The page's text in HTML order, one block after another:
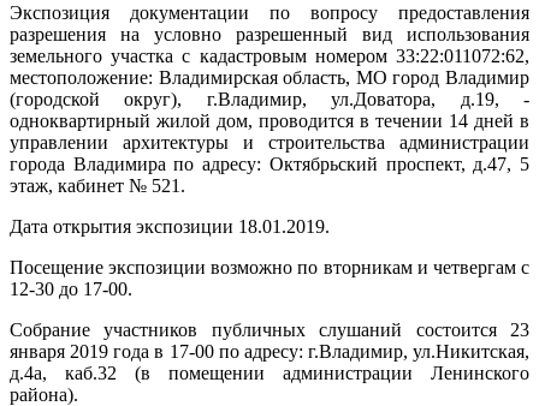
Экспозиция документации по вопросу предоставления
разрешения на условно разрешенный вид использования
земельного участка с кадастровым номером 33:22:011072:62,
местоположение: Владимирская область, МО город Владимир
(городской округ), г.Владимир, ул.Доватора, д.19, -
одноквартирный жилой дом, проводится в течении 14 дней в
управлении архитектуры и строительства администрации
города Владимира по адресу: Октябрьский проспект, д.47, 5
этаж, кабинет № 521.
Дата открытия экспозиции 18.01.2019.
Посещение экспозиции возможно по вторникам и четвергам с
12-30 до 17-00.
Собрание участников публичных слушаний состоится 23
января 2019 года в 17-00 по адресу: г.Владимир, ул.Никитская,
д.4а, каб.32 (в помещении администрации Ленинского
района).